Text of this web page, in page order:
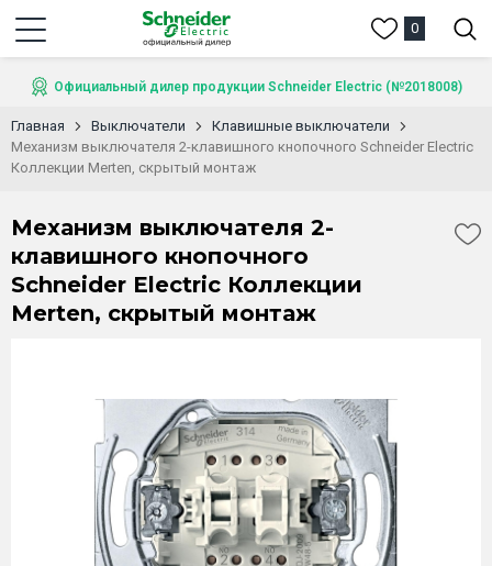
0
Официальный дилер продукции Schneider Electric (№2018008)
Главная Выключатели
Клавишные выключатели
Механизм выключателя 2-клавишного кнопочного Schneider Electric
Коллекции Merten, скрытый монтаж
Механизм выключателя 2-
клавишного кнопочного
Schneider Electric Коллекции
Merten, скрытый монтаж